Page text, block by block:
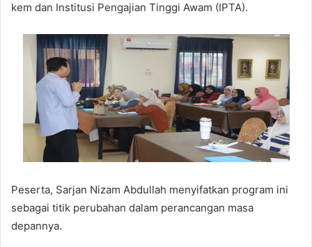
kem dan Institusi Pengajian Tinggi Awam (IPTA).
Peserta, Sarjan Nizam Abdullah menyifatkan program ini
sebagai titik perubahan dalam perancangan masa
depannya.